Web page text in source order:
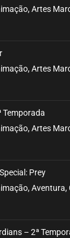
Artes
Artes
Temporada
Artes
Prey
Aventura,
– 2ª